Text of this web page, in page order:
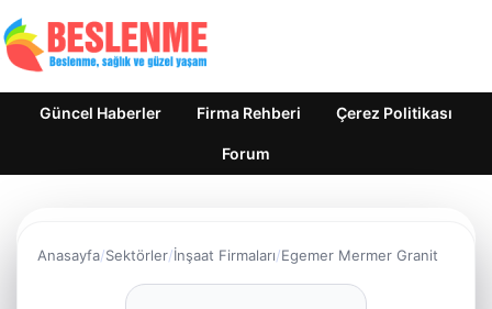
Güncel Haberler Firma Rehberi Çerez Politikası
Forum
Anasayfa Sektörler İnşaat Firmaları Egemer Mermer Granit